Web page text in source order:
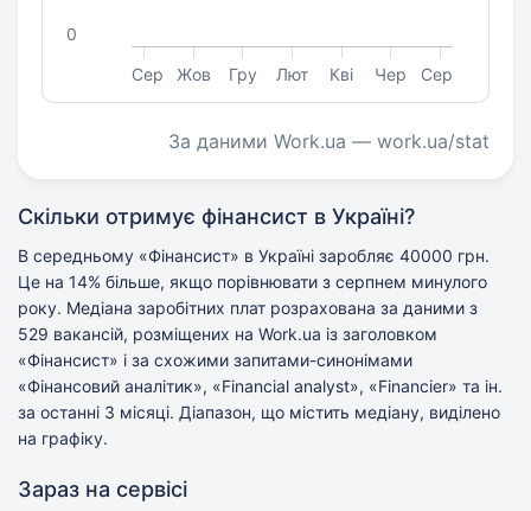
Сер Жов Гру Лют Кві Чер Сер
0
За даними Work.ua — work.ua/stat
Скільки отримує фінансист в Україні?
В середньому «Фінансист» в Україні заробляє 40000 грн.
Це на 14% більше, якщо порівнювати з серпнем минулого
року. Медіана заробітних плат розрахована за даними з
529 вакансій, розміщених на Work.ua із заголовком
«Фінансист» і за схожими запитами-синонімами
«Фінансовий аналітик», «Financial analyst», «Financier» та ін.
за останні 3 місяці. Діапазон, що містить медіану, виділено
на графіку.
Зараз на сервісі